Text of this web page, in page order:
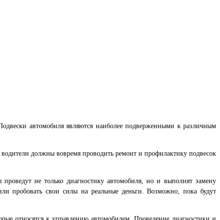
автомобиля являются наиболее подверженными к различным
должны вовремя проводить ремонт и профилактику подвесок
не только диагностику автомобиля, но и выполнят замену
пробовать свои силы на реальные деньги. Возможно, пока будут
относятся к управлению автомобилем. Проведение диагностики и